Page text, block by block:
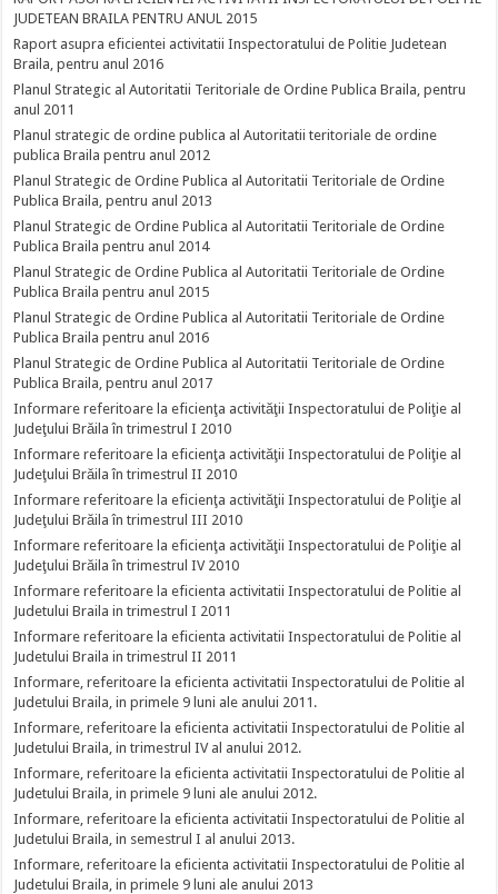
JUDETEAN BRAILA PENTRU ANUL 2015
Raport asupra eficientei activitatii Inspectoratului de Politie Judetean
Braila, pentru anul 2016
Planul Strategic al Autoritatii Teritoriale de Ordine Publica Braila, pentru
anul 2011
Planul strategic de ordine publica al Autoritatii teritoriale de ordine
publica Braila pentru anul 2012
Planul Strategic de Ordine Publica al Autoritatii Teritoriale de Ordine
Publica Braila, pentru anul 2013
Planul Strategic de Ordine Publica al Autoritatii Teritoriale de Ordine
Publica Braila pentru anul 2014
Planul Strategic de Ordine Publica al Autoritatii Teritoriale de Ordine
Publica Braila pentru anul 2015
Planul Strategic de Ordine Publica al Autoritatii Teritoriale de Ordine
Publica Braila pentru anul 2016
Planul Strategic de Ordine Publica al Autoritatii Teritoriale de Ordine
Publica Braila, pentru anul 2017
Informare referitoare la eficienţa activităţii Inspectoratului de Poliţie al
Judeţului Brăila în trimestrul I 2010
Informare referitoare la eficienţa activităţii Inspectoratului de Poliţie al
Judeţului Brăila în trimestrul II 2010
Informare referitoare la eficienţa activităţii Inspectoratului de Poliţie al
Judeţului Brăila în trimestrul III 2010
Informare referitoare la eficienţa activităţii Inspectoratului de Poliţie al
Judeţului Brăila în trimestrul IV 2010
Informare referitoare la eficienta activitatii Inspectoratului de Politie al
Judetului Braila in trimestrul I 2011
Informare referitoare la eficienta activitatii Inspectoratului de Politie al
Judetului Braila in trimestrul II 2011
Informare, referitoare la eficienta activitatii Inspectoratului de Politie al
Judetului Braila, in primele 9 luni ale anului 2011.
Informare, referitoare la eficienta activitatii Inspectoratului de Politie al
Judetului Braila, in trimestrul IV al anului 2012.
Informare, referitoare la eficienta activitatii Inspectoratului de Politie al
Judetului Braila, in primele 9 luni ale anului 2012.
Informare, referitoare la eficienta activitatii Inspectoratului de Politie al
Judetului Braila, in semestrul I al anului 2013.
Informare, referitoare la eficienta activitatii Inspectoratului de Politie al
Judetului Braila, in primele 9 luni ale anului 2013